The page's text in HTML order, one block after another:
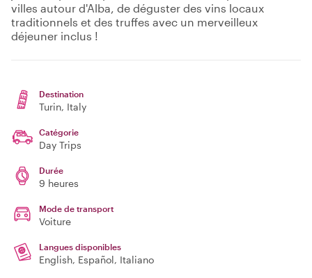
villes autour d'Alba, de déguster des vins locaux
traditionnels et des truffes avec un merveilleux
déjeuner inclus !
Destination
Turin, Italy
Catégorie
Day Trips
Durée
9 heures
Mode de transport
Voiture
Langues disponibles
English, Español, Italiano